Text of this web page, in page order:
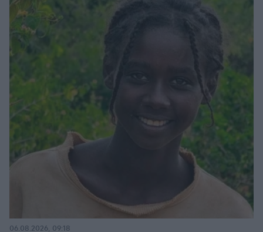
06.08.2026, 09:18